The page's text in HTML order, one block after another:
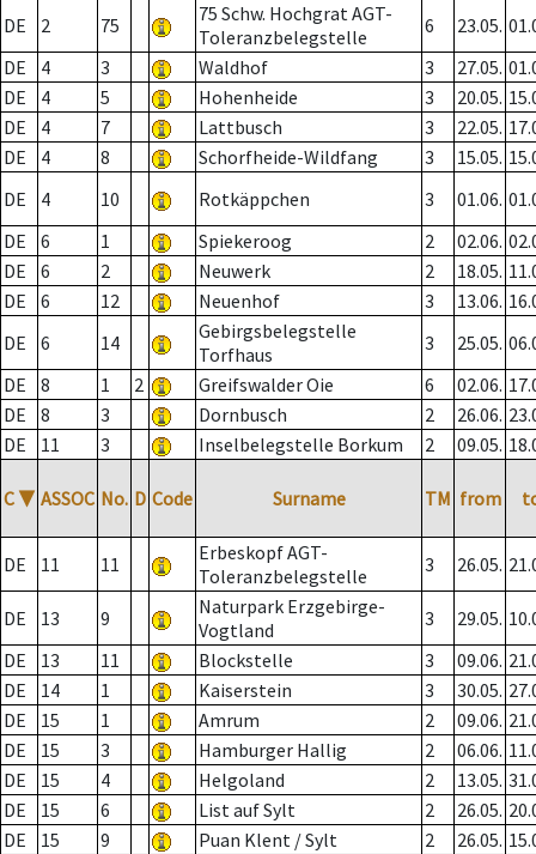
DE
2 75
75 Schw. Hochgrat AGT-
Toleranzbelegstelle
6 23.05.
DE
4 3 Waldhof 3 27.05.
DE
4 5 Hohenheide 3 20.05.
DE
4 7 Lattbusch 3 22.05.
DE
4 8 Schorfheide-Wildfang 3 15.05.
DE
4 10 Rotkäppchen 3 01.06.
DE
6 1 Spiekeroog 2 02.06.
DE
6 2 Neuwerk 2 18.05.
DE
6 12 Neuenhof 3 13.06.
DE
6 14
Gebirgsbelegstelle
Torfhaus
3 25.05.
DE
8 1 2 Greifswalder Oie 6 02.06.
DE
8 3 Dornbusch 2 26.06.
DE
11 3 Inselbelegstelle Borkum 2 09.05.
C ▼ ASSOC No. D Code Surname TM from
DE 11 11
Erbeskopf AGT-
Toleranzbelegstelle
3 26.05.
DE 13 9
Naturpark Erzgebirge-
Vogtland
3 29.05.
DE
13 11 Blockstelle 3 09.06.
DE
14 1 Kaiserstein 3 30.05.
DE
15 1 Amrum 2 09.06.
DE
15 3 Hamburger Hallig 2 06.06.
DE
15 4 Helgoland 2 13.05.
DE
15 6 List auf Sylt 2 26.05.
DE
15 9 Puan Klent / Sylt 2 26.05.